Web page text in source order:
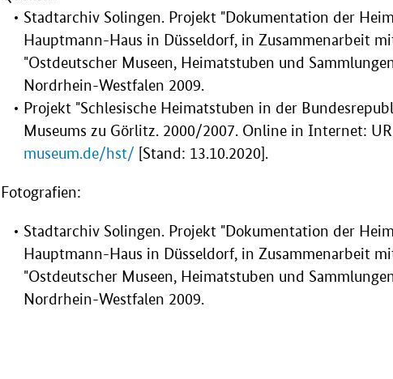
Stadtarchiv Solingen. Projekt "Dokumentation der
Hauptmann-Haus in Düsseldorf, in Zusammenarbeit
"Ostdeutscher Museen, Heimatstuben und
Nordrhein-Westfalen 2009.
Projekt "Schlesische Heimatstuben in der
Museums zu Görlitz. 2000/2007. Online in Internet:
museum.de/hst/ [Stand: 13.10.2020].
Fotografien:
Stadtarchiv Solingen. Projekt "Dokumentation der
Hauptmann-Haus in Düsseldorf, in Zusammenarbeit
"Ostdeutscher Museen, Heimatstuben und
Nordrhein-Westfalen 2009.